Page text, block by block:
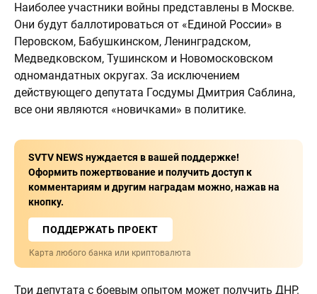
Наиболее участники войны представлены в Москве.
Они будут баллотироваться от «Единой России» в
Перовском, Бабушкинском, Ленинградском,
Медведковском, Тушинском и Новомосковском
одномандатных округах. За исключением
действующего депутата Госдумы Дмитрия Саблина,
все они являются «новичками» в политике.
SVTV NEWS нуждается в вашей поддержке!
Оформить пожертвование и получить доступ к
комментариям и другим наградам можно, нажав на
кнопку.
ПОДДЕРЖАТЬ ПРОЕКТ
Карта любого банка или криптовалюта
Три депутата с боевым опытом может получить ДНР.